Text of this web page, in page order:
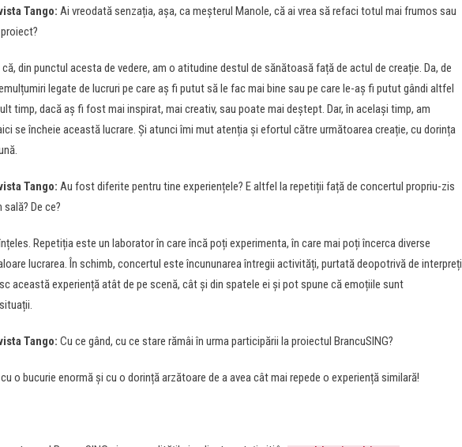
Tango: Ai vreodată senzația, așa, ca meșterul Manole, că ai vrea să refaci totul mai frumos sau
că, din punctul acesta de vedere, am o atitudine destul de sănătoasă față de actul de creație. Da, de
legate de lucruri pe care aș fi putut să le fac mai bine sau pe care le-aș fi putut gândi altfel
timp, dacă aș fi fost mai inspirat, mai creativ, sau poate mai deștept. Dar, în același timp, am
se încheie această lucrare. Și atunci îmi mut atenția și efortul către următoarea creație, cu dorința
Tango: Au fost diferite pentru tine experiențele? E altfel la repetiții față de concertul propriu-zis
De ce?
Repetiția este un laborator în care încă poți experimenta, în care mai poți încerca diverse
lucrarea. În schimb, concertul este încununarea întregii activități, purtată deopotrivă de interpreți
această experiență atât de pe scenă, cât și din spatele ei și pot spune că emoțiile sunt
Tango: Cu ce gând, cu ce stare rămâi în urma participării la proiectul BrancuSING?
o bucurie enormă și cu o dorință arzătoare de a avea cât mai repede o experiență similară!